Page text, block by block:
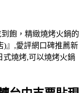
飽，精緻燒烤火鍋的
)』,愛評網口碑推薦新
式燒烤,可以燒烤火鍋